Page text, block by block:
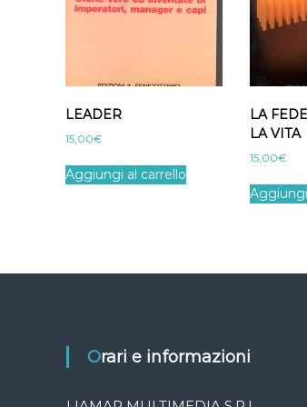
LEADER
15,00€
Aggiungi al carrello
LA
LA VITA
15,00€
Orari e informazioni